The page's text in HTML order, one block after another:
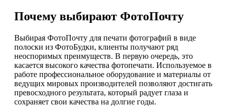
Почему выбирают ФотоПочту
Выбирая ФотоПочту для печати фотографий в виде
полоски из ФотоБудки, клиенты получают ряд
неоспоримых преимуществ. В первую очередь, это
касается высокого качества фотопечати. Используемое в
работе профессиональное оборудование и материалы от
ведущих мировых производителей позволяют достигать
превосходного результата, который радует глаза и
сохраняет свои качества на долгие годы.